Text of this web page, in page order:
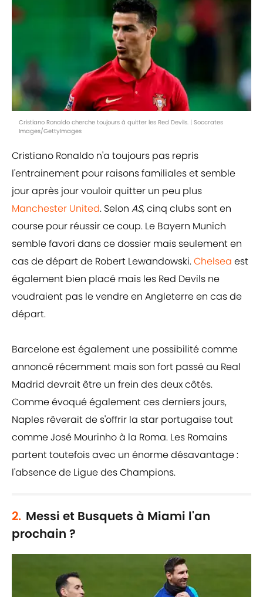
Cristiano Ronaldo cherche toujours à quitter les Red Devils. | Soccrates
Images/GettyImages
Cristiano Ronaldo n'a toujours pas repris
l'entrainement pour raisons familiales et semble
jour après jour vouloir quitter un peu plus
Manchester United. Selon AS, cinq clubs sont en
course pour réussir ce coup. Le Bayern Munich
semble favori dans ce dossier mais seulement en
cas de départ de Robert Lewandowski.Chelsea est
également bien placé mais les Red Devils ne
voudraient pas le vendre en Angleterre en cas de
départ.
Barcelone est également une possibilité comme
annoncé récemment mais son fort passé au Real
Madrid devrait être un frein des deux côtés.
Comme évoqué également ces derniers jours,
Naples rêverait de s'offrir la star portugaise tout
comme José Mourinho à la Roma. Les Romains
partent toutefois avec un énorme désavantage :
l'absence de Ligue des Champions.
2. Messi et Busquets à Miami l'an
prochain ?